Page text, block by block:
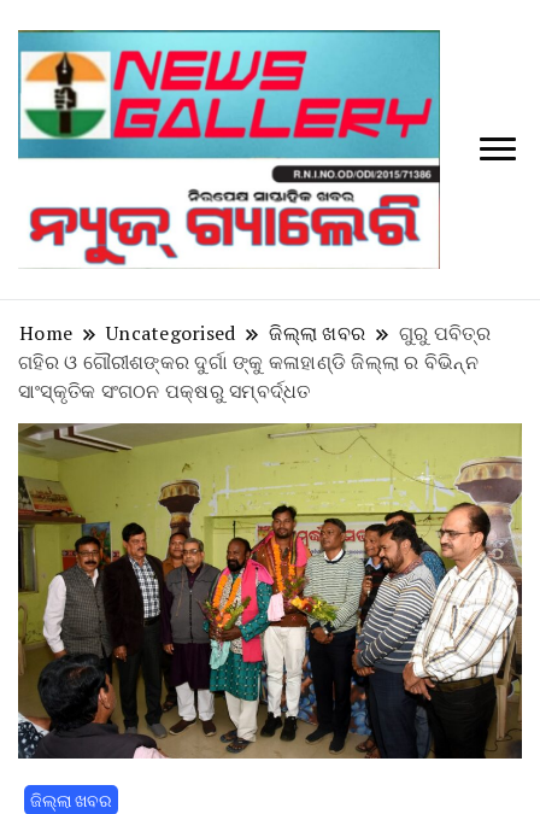
Home Uncategorised ଜିଲ୍ଲା ଖବର
ଗୁରୁ ପବିତ୍ର
ଗହିର ଓ ଗୌରୀଶଙ୍କର ଦୁର୍ଗା ଙ୍କୁ କଳାହାଣ୍ଡି ଜିଲ୍ଲା ର ବିଭିନ୍ନ
ସାଂସ୍କୃତିକ ସଂଗଠନ ପକ୍ଷରୁ ସମ୍ବର୍ଦ୍ଧତ
ଜିଲ୍ଲା ଖବର